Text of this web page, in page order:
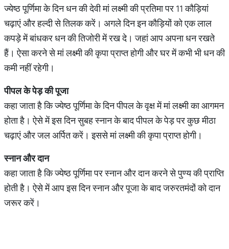
ज्येष्ठ पूर्णिमा के दिन धन की देवी मां लक्ष्मी की प्रतिमा पर 11 कौड़ियां
चढ़ाएं और हल्दी से तिलक करें। अगले दिन इन कौड़ियों को एक लाल
कपड़े में बांधकर धन की तिजोरी में रख दे। जहां आप अपना धन रखते
हैं। ऐसा करने से मां लक्ष्मी की कृपा प्राप्त होगी और घर में कभी भी धन की
कमी नहीं रहेगी।
पीपल के पेड़ की पूजा
कहा जाता है कि ज्येष्ठ पूर्णिमा के दिन पीपल के वृक्ष में मां लक्ष्मी का आगमन
होता है। ऐसे में इस दिन सुबह स्नान के बाद पीपल के पेड़ पर कुछ मीठा
चढ़ाएं और जल अर्पित करें। इससे मां लक्ष्मी की कृपा प्राप्त होगी।
स्नान और दान
कहा जाता है कि ज्येष्ठ पूर्णिमा पर स्नान और दान करने से पुण्य की प्राप्ति
होती है। ऐसे में आप इस दिन स्नान और पूजा के बाद जरुरतमंदों को दान
जरूर करें।